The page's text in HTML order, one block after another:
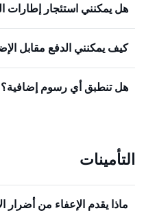
هل يمكنني استئجار إطارات
كيف يمكنني الدفع مقابل
هل تنطبق أي رسوم إضافية؟
التأمينات
ماذا يقدم الإعفاء من